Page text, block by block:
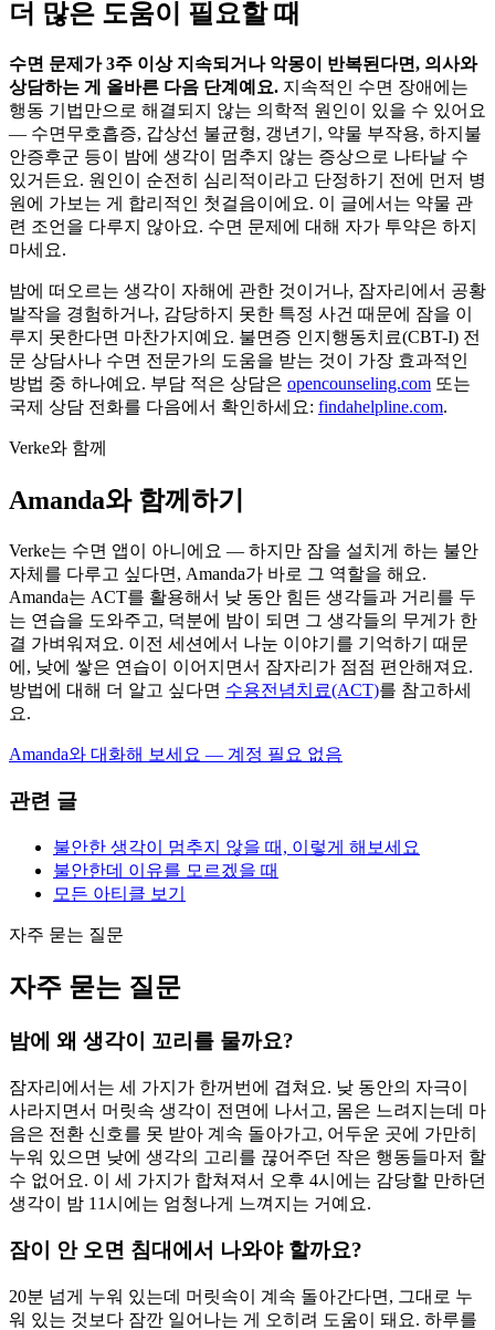
더 많은 도움이 필요할 때
수면 문제가 3주 이상 지속되거나 악몽이 반복된다면, 의사와
상담하는 게 올바른 다음 단계예요. 지속적인 수면 장애에는
행동 기법만으로 해결되지 않는 의학적 원인이 있을 수 있어요
— 수면무호흡증, 갑상선 불균형, 갱년기, 약물 부작용, 하지불
안증후군 등이 밤에 생각이 멈추지 않는 증상으로 나타날 수
있거든요. 원인이 순전히 심리적이라고 단정하기 전에 먼저 병
원에 가보는 게 합리적인 첫걸음이에요. 이 글에서는 약물 관
련 조언을 다루지 않아요. 수면 문제에 대해 자가 투약은 하지
마세요.
밤에 떠오르는 생각이 자해에 관한 것이거나, 잠자리에서 공황
발작을 경험하거나, 감당하지 못한 특정 사건 때문에 잠을 이
루지 못한다면 마찬가지예요. 불면증 인지행동치료(CBT-I) 전
문 상담사나 수면 전문가의 도움을 받는 것이 가장 효과적인
방법 중 하나예요. 부담 적은 상담은 opencounseling.com 또는
국제 상담 전화를 다음에서 확인하세요: findahelpline.com.
Verke와 함께
Amanda와 함께하기
Verke는 수면 앱이 아니에요 — 하지만 잠을 설치게 하는 불안
자체를 다루고 싶다면, Amanda가 바로 그 역할을 해요.
Amanda는 ACT를 활용해서 낮 동안 힘든 생각들과 거리를 두
는 연습을 도와주고, 덕분에 밤이 되면 그 생각들의 무게가 한
결 가벼워져요. 이전 세션에서 나눈 이야기를 기억하기 때문
에, 낮에 쌓은 연습이 이어지면서 잠자리가 점점 편안해져요.
방법에 대해 더 알고 싶다면 수용전념치료(ACT)를 참고하세
요.
Amanda와 대화해 보세요 — 계정 필요 없음
관련 글
불안한 생각이 멈추지 않을 때, 이렇게 해보세요
불안한데 이유를 모르겠을 때
모든 아티클 보기
자주 묻는 질문
자주 묻는 질문
밤에 왜 생각이 꼬리를 물까요?
잠자리에서는 세 가지가 한꺼번에 겹쳐요. 낮 동안의 자극이
사라지면서 머릿속 생각이 전면에 나서고, 몸은 느려지는데 마
음은 전환 신호를 못 받아 계속 돌아가고, 어두운 곳에 가만히
누워 있으면 낮에 생각의 고리를 끊어주던 작은 행동들마저 할
수 없어요. 이 세 가지가 합쳐져서 오후 4시에는 감당할 만하던
생각이 밤 11시에는 엄청나게 느껴지는 거예요.
잠이 안 오면 침대에서 나와야 할까요?
20분 넘게 누워 있는데 머릿속이 계속 돌아간다면, 그대로 누
워 있는 것보다 잠깐 일어나는 게 오히려 도움이 돼요. 하루를